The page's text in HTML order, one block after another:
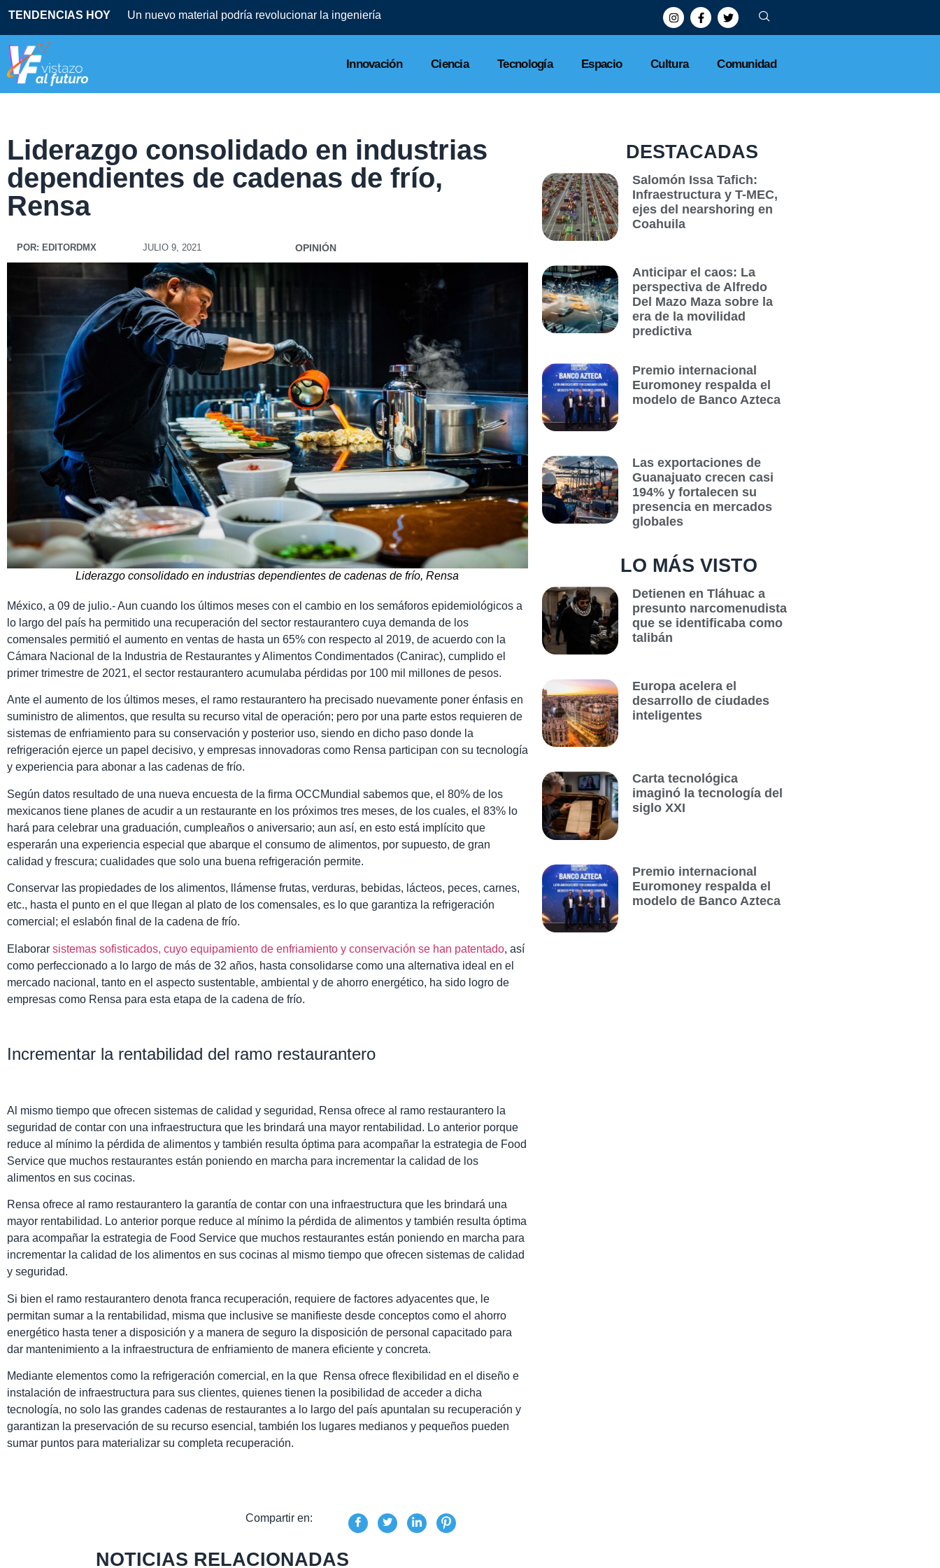
TENDENCIAS HOY Un nuevo material podría revolucionar la ingeniería
Innovación Ciencia Tecnología Espacio Cultura Comunidad
Liderazgo consolidado en industrias
dependientes de cadenas de frío,
Rensa
POR: EDITORDMX JULIO 9, 2021 OPINIÓN
Liderazgo consolidado en industrias dependientes de cadenas de frío, Rensa
México, a 09 de julio.- Aun cuando los últimos meses con el cambio en los semáforos epidemiológicos a
lo largo del país ha permitido una recuperación del sector restaurantero cuya demanda de los
comensales permitió el aumento en ventas de hasta un 65% con respecto al 2019, de acuerdo con la
Cámara Nacional de la Industria de Restaurantes y Alimentos Condimentados (Canirac), cumplido el
primer trimestre de 2021, el sector restaurantero acumulaba pérdidas por 100 mil millones de pesos.
Ante el aumento de los últimos meses, el ramo restaurantero ha precisado nuevamente poner énfasis en
suministro de alimentos, que resulta su recurso vital de operación; pero por una parte estos requieren de
sistemas de enfriamiento para su conservación y posterior uso, siendo en dicho paso donde la
refrigeración ejerce un papel decisivo, y empresas innovadoras como Rensa participan con su tecnología
y experiencia para abonar a las cadenas de frío.
Según datos resultado de una nueva encuesta de la firma OCCMundial sabemos que, el 80% de los
mexicanos tiene planes de acudir a un restaurante en los próximos tres meses, de los cuales, el 83% lo
hará para celebrar una graduación, cumpleaños o aniversario; aun así, en esto está implícito que
esperarán una experiencia especial que abarque el consumo de alimentos, por supuesto, de gran
calidad y frescura; cualidades que solo una buena refrigeración permite.
Conservar las propiedades de los alimentos, llámense frutas, verduras, bebidas, lácteos, peces, carnes,
etc., hasta el punto en el que llegan al plato de los comensales, es lo que garantiza la refrigeración
comercial; el eslabón final de la cadena de frío.
Elaborar sistemas sofisticados, cuyo equipamiento de enfriamiento y conservación se han patentado, así
como perfeccionado a lo largo de más de 32 años, hasta consolidarse como una alternativa ideal en el
mercado nacional, tanto en el aspecto sustentable, ambiental y de ahorro energético, ha sido logro de
empresas como Rensa para esta etapa de la cadena de frío.
Incrementar la rentabilidad del ramo restaurantero
Al mismo tiempo que ofrecen sistemas de calidad y seguridad, Rensa ofrece al ramo restaurantero la
seguridad de contar con una infraestructura que les brindará una mayor rentabilidad. Lo anterior porque
reduce al mínimo la pérdida de alimentos y también resulta óptima para acompañar la estrategia de Food
Service que muchos restaurantes están poniendo en marcha para incrementar la calidad de los
alimentos en sus cocinas.
Rensa ofrece al ramo restaurantero la garantía de contar con una infraestructura que les brindará una
mayor rentabilidad. Lo anterior porque reduce al mínimo la pérdida de alimentos y también resulta óptima
para acompañar la estrategia de Food Service que muchos restaurantes están poniendo en marcha para
incrementar la calidad de los alimentos en sus cocinas al mismo tiempo que ofrecen sistemas de calidad
y seguridad.
Si bien el ramo restaurantero denota franca recuperación, requiere de factores adyacentes que, le
permitan sumar a la rentabilidad, misma que inclusive se manifieste desde conceptos como el ahorro
energético hasta tener a disposición y a manera de seguro la disposición de personal capacitado para
dar mantenimiento a la infraestructura de enfriamiento de manera eficiente y concreta.
Mediante elementos como la refrigeración comercial, en la que Rensa ofrece flexibilidad en el diseño e
instalación de infraestructura para sus clientes, quienes tienen la posibilidad de acceder a dicha
tecnología, no solo las grandes cadenas de restaurantes a lo largo del país apuntalan su recuperación y
garantizan la preservación de su recurso esencial, también los lugares medianos y pequeños pueden
sumar puntos para materializar su completa recuperación.
Compartir en:
NOTICIAS RELACIONADAS
DESTACADAS
Salomón Issa Tafich:
Infraestructura y T-MEC,
ejes del nearshoring en
Coahuila
Anticipar el caos: La
perspectiva de Alfredo
Del Mazo Maza sobre la
era de la movilidad
predictiva
Premio internacional
Euromoney respalda el
modelo de Banco Azteca
Las exportaciones de
Guanajuato crecen casi
194% y fortalecen su
presencia en mercados
globales
LO MÁS VISTO
Detienen en Tláhuac a
presunto narcomenudista
que se identificaba como
talibán
Europa acelera el
desarrollo de ciudades
inteligentes
Carta tecnológica
imaginó la tecnología del
siglo XXI
Premio internacional
Euromoney respalda el
modelo de Banco Azteca